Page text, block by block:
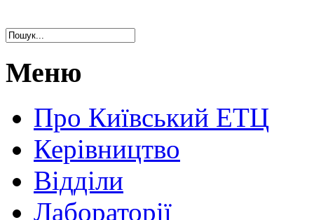
Меню
Про Київський ЕТЦ
Керівництво
Відділи
Лабораторії